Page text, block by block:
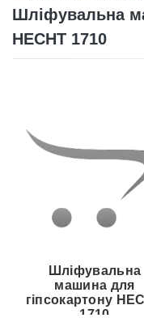
Шліфувальна
HECHT 1710
Шліфувальна
машина для
гіпсокартону
1710